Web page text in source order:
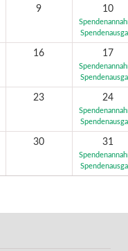
9 10
16 17
23 24
30 31